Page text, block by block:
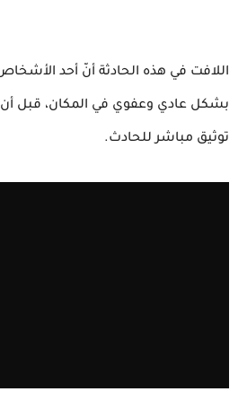
اللافت في هذه الحادثة أنّ أحد
بشكل عادي وعفوي في المكان، قبل أن
توثيق مباشر للحادث.